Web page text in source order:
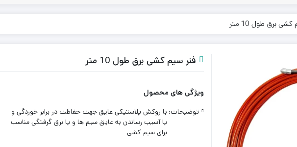
و نورافکن
برق طول 10 متر
فنر سیم کشی برق طول 10 متر
ویژگی های محصول
توضیحات: با روکش پلاستیکی عایق جهت حفاظت در برابر خوردگی و
یا آسیب رساندن به عایق سیم ها و یا برق گرفتگی مناسب
برای سیم کشی